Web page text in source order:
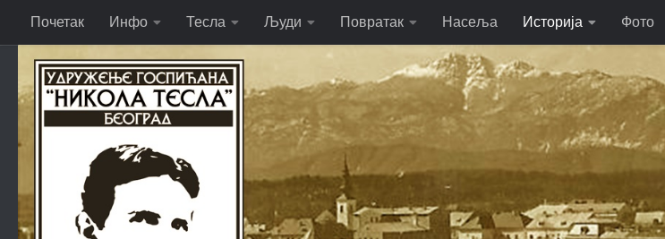
Skip to content
Почетак Инфо Тесла Људи Повратак Насеља Историја Фото